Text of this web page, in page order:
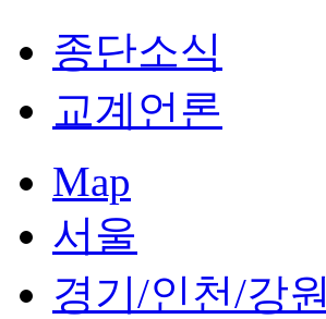
종단소식
교계언론
Map
서울
경기/인천/강원